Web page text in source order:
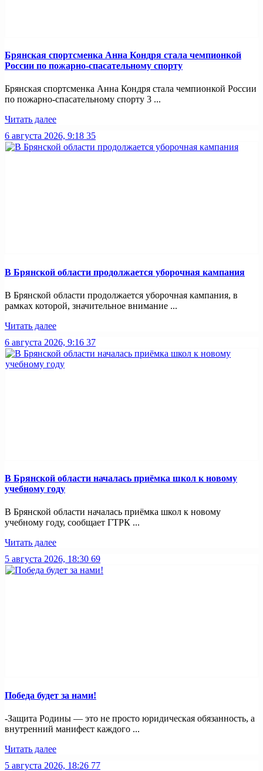
Брянская спортсменка Анна Кондря стала чемпионкой
России по пожарно-спасательному спорту
Брянская спортсменка Анна Кондря стала чемпионкой России
по пожарно-спасательному спорту 3 ...
Читать далее
6 августа 2026, 9:18 35
В Брянской области продолжается уборочная кампания
В Брянской области продолжается уборочная кампания, в
рамках которой, значительное внимание ...
Читать далее
6 августа 2026, 9:16 37
В Брянской области началась приёмка школ к новому
учебному году
В Брянской области началась приёмка школ к новому
учебному году, сообщает ГТРК ...
Читать далее
5 августа 2026, 18:30 69
Победа будет за нами!
-Защита Родины — это не просто юридическая обязанность, а
внутренний манифест каждого ...
Читать далее
5 августа 2026, 18:26 77